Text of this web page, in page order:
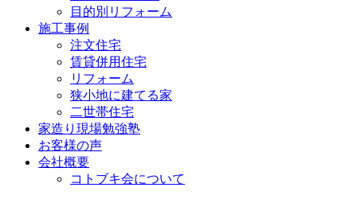
目的別リフォーム
施工事例
注文住宅
賃貸併用住宅
リフォーム
狭小地に建てる家
二世帯住宅
家造り現場勉強塾
お客様の声
会社概要
コトブキ会について